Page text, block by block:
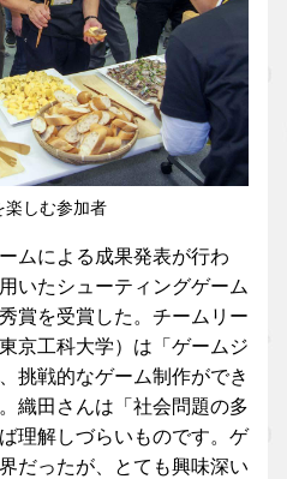
楽しむ参加者
ムによる成果発表が行わ
いたシューティングゲーム
賞を受賞した。チームリー
京工科大学）は「ゲームジ
挑戦的なゲーム制作ができ
織田さんは「社会問題の多
理解しづらいものです。ゲ
だったが、とても興味深い